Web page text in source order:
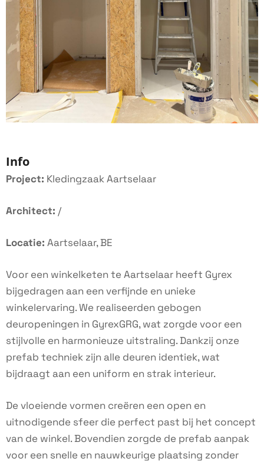
Info
Project: Kledingzaak Aartselaar
Architect: /
Locatie: Aartselaar, BE
Voor een winkelketen te Aartselaar heeft Gyrex
bijgedragen aan een verfijnde en unieke
winkelervaring. We realiseerden gebogen
deuropeningen in GyrexGRG, wat zorgde voor een
stijlvolle en harmonieuze uitstraling. Dankzij onze
prefab techniek zijn alle deuren identiek, wat
bijdraagt aan een uniform en strak interieur.
De vloeiende vormen creëren een open en
uitnodigende sfeer die perfect past bij het concept
van de winkel. Bovendien zorgde de prefab aanpak
voor een snelle en nauwkeurige plaatsing zonder